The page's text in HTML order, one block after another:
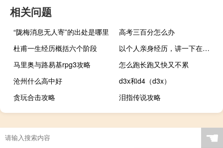
相关问题
“陇梅消息无人寄”的出处是哪里
高考三百分怎么办
杜甫一生经历概括六个阶段
以个人亲身经历，讲一下在大学怎么转专业
马里奥与路易基rpg3攻略
怎么跑长跑又快又不累
沧州什么高中好
d3x和d4（d3x）
贪玩合击攻略
泪指传说攻略
☚